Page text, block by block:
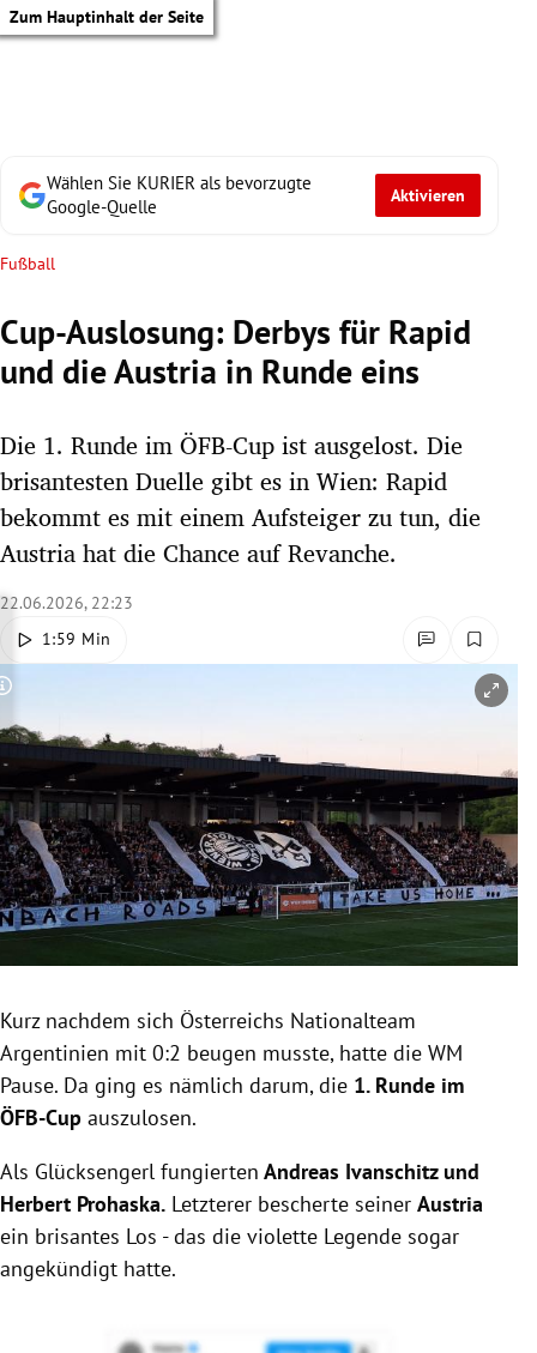
Zum Hauptinhalt der Seite
Untermenü
Untermenü
Untermenü
Untermenü
Untermenü
Untermenü
Untermenü
Untermenü
Untermenü
Untermenü
Wählen Sie KURIER als bevorzugte
Google-Quelle
Aktivieren
Fußball
Cup-Auslosung: Derbys für Rapid
und die Austria in Runde eins
Die 1. Runde im ÖFB-Cup ist ausgelost. Die
brisantesten Duelle gibt es in Wien: Rapid
bekommt es mit einem Aufsteiger zu tun, die
Austria hat die Chance auf Revanche.
22.06.2026, 22:23
1:59 Min
Copyright-Hinweis öffnen/schließen
Kurz nachdem sich Österreichs Nationalteam
Argentinien mit 0:2 beugen musste, hatte die WM
Pause. Da ging es nämlich darum, die 1. Runde im
ÖFB-Cup auszulosen.
Als Glücksengerl fungierten Andreas Ivanschitz und
Herbert Prohaska. Letzterer bescherte seiner Austria
ein brisantes Los - das die violette Legende sogar
angekündigt hatte.